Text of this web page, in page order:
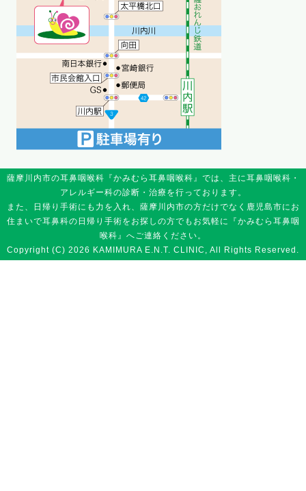
薩摩川内市の耳鼻咽喉科『かみむら耳鼻咽喉科』では、主に耳鼻咽喉科・
アレルギー科の診断・治療を行っております。
また、日帰り手術にも力を入れ、薩摩川内市の方だけでなく鹿児島市にお
住まいで耳鼻科の日帰り手術をお探しの方でもお気軽に『かみむら耳鼻咽
喉科』へご連絡ください。
Copyright (C) 2026 KAMIMURA E.N.T. CLINIC, All Rights Reserved.